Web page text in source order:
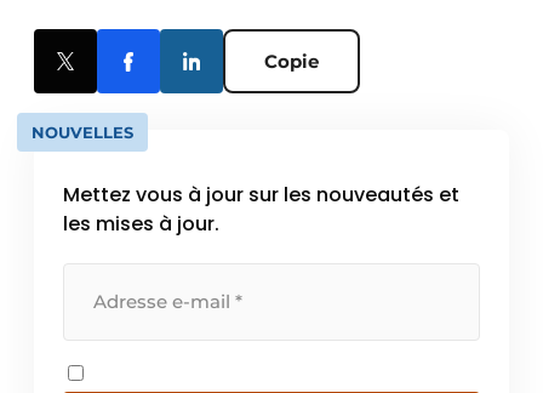
Copie
NOUVELLES
Mettez vous à jour sur les nouveautés et
les mises à jour.